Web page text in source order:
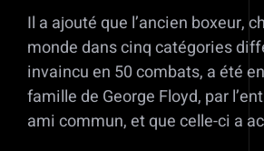
Il a ajouté que l’ancien boxeur,
monde dans cinq catégories
invaincu en 50 combats, a été
famille de George Floyd, par
ami commun, et que celle-ci a